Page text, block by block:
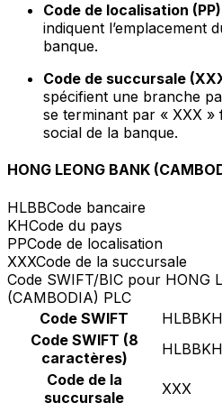
Code de localisation
indiquent l’emplacement
banque.
Code de succursale
spécifient une branche
se terminant par « XXX
social de la banque.
HONG LEONG BANK
HLBBCode bancaire
KHCode du pays
PPCode de localisation
XXXCode de la succursale
Code SWIFT/BIC pour HONG
(CAMBODIA) PLC
Code SWIFT
Code SWIFT (8
caractères)
Code de la
succursale
XXX